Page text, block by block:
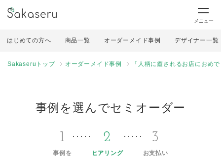
メニュー
はじめての方へ 商品一覧 オーダーメイド事例 デザイナー一覧
Sakaseruトップ オーダーメイド事例 「人柄に癒されるお店におめ
事例を選んでセミオーダー
1
事例を
2
ヒアリング
3
お支払い